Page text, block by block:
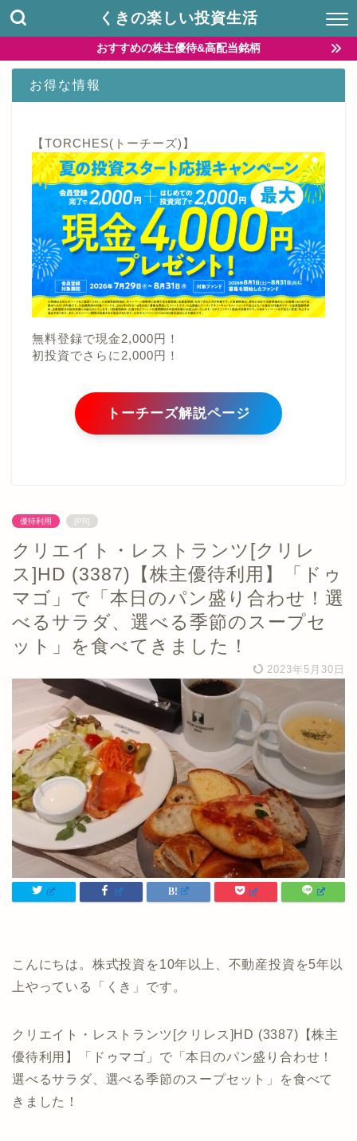
くきの楽しい投資生活
おすすめの株主優待&高配当銘柄
お得な情報
【TORCHES(トーチーズ)】
無料登録で現金2,000円！
初投資でさらに2,000円！
トーチーズ解説ページ
優待利用 [PR]
クリエイト・レストランツ[クリレ
ス]HD (3387)【株主優待利用】「ドゥ
マゴ」で「本日のパン盛り合わせ！選
べるサラダ、選べる季節のスープセ
ット」を食べてきました！
2023年5月30日
こんにちは。株式投資を10年以上、不動産投資を5年以
上やっている「くき」です。
クリエイト・レストランツ[クリレス]HD (3387)【株主
優待利用】「ドゥマゴ」で「本日のパン盛り合わせ！
選べるサラダ、選べる季節のスープセット」を食べて
きました！